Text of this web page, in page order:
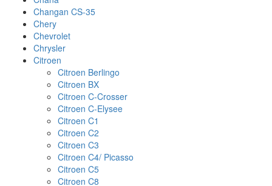
Changan CS-35
Chery
Chevrolet
Chrysler
Citroen
Citroen Berlingo
Citroen BX
Citroen C-Crosser
Citroen C-Elysee
Citroen C1
Citroen C2
Citroen C3
Citroen C4/ Picasso
Citroen C5
Citroen C8